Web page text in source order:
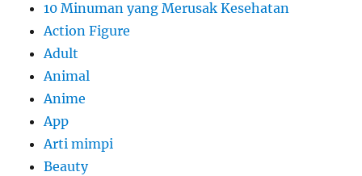
10 Minuman yang Merusak Kesehatan
Action Figure
Adult
Animal
Anime
App
Arti mimpi
Beauty